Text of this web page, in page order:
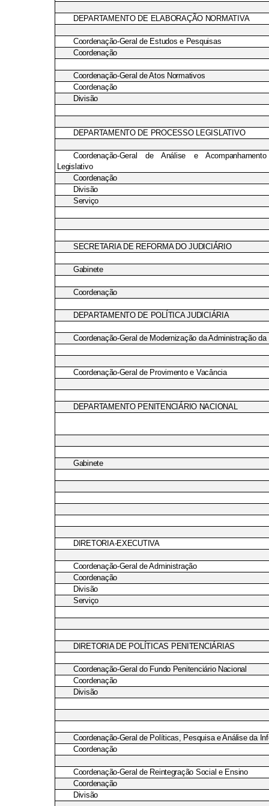
DEPARTAMENTO DE ELABORAÇÃO NORMATIVA
Coordenação-Geral de Estudos e Pesquisas
Coordenação
Coordenação-Geral de Atos Normativos
Coordenação
Divisão
DEPARTAMENTO DE PROCESSO LEGISLATIVO
Coordenação-Geral de Análise e
Legislativo
Coordenação
Divisão
Serviço
SECRETARIA DE REFORMA DO JUDICIÁRIO
Gabinete
Coordenação
DEPARTAMENTO DE POLÍTICA JUDICIÁRIA
Coordenação-Geral de Modernização da Administração
Coordenação-Geral de Provimento e Vacância
DEPARTAMENTO PENITENCIÁRIO NACIONAL
Gabinete
DIRETORIA-EXECUTIVA
Coordenação-Geral de Administração
Coordenação
Divisão
Serviço
DIRETORIA DE POLÍTICAS PENITENCIÁRIAS
Coordenação-Geral do Fundo Penitenciário Nacional
Coordenação
Divisão
Coordenação-Geral de Políticas, Pesquisa e Análise da
Coordenação
Coordenação-Geral de Reintegração Social e Ensino
Coordenação
Divisão